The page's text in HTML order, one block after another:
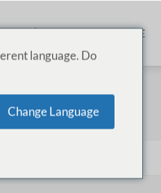
ACADÉMIE A PROPOS DE
aider ?
language. Do
Change Language